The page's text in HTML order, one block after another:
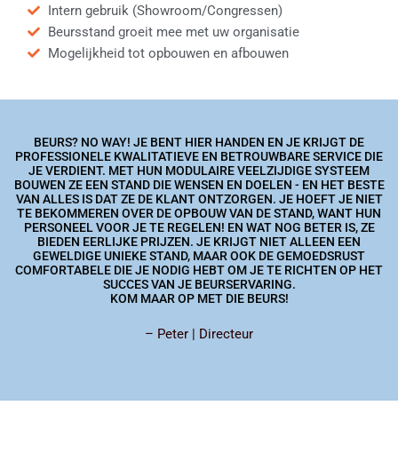
Intern gebruik (Showroom/Congressen)
Beursstand groeit mee met uw organisatie
Mogelijkheid tot opbouwen en afbouwen
BEURS? NO WAY! JE BENT HIER HANDEN EN JE KRIJGT DE
PROFESSIONELE KWALITATIEVE EN BETROUWBARE SERVICE DIE
JE VERDIENT. MET HUN MODULAIRE VEELZIJDIGE SYSTEEM
BOUWEN ZE EEN STAND DIE WENSEN EN DOELEN - EN HET BESTE
VAN ALLES IS DAT ZE DE KLANT ONTZORGEN. JE HOEFT JE NIET
TE BEKOMMEREN OVER DE OPBOUW VAN DE STAND, WANT HUN
PERSONEEL VOOR JE TE REGELEN! EN WAT NOG BETER IS, ZE
BIEDEN EERLIJKE PRIJZEN. JE KRIJGT NIET ALLEEN EEN
GEWELDIGE UNIEKE STAND, MAAR OOK DE GEMOEDSRUST
COMFORTABELE DIE JE NODIG HEBT OM JE TE RICHTEN OP HET
SUCCES VAN JE BEURSERVARING.
KOM MAAR OP MET DIE BEURS!
– Peter | Directeur